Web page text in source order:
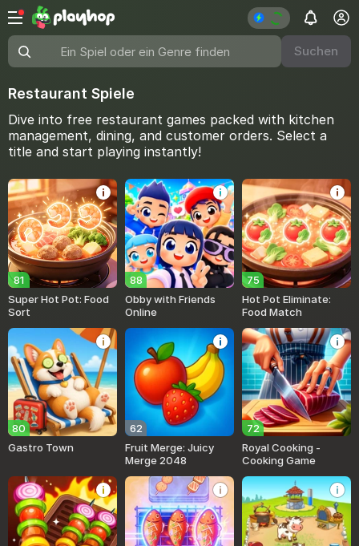
Ein Spiel oder ein Genre finden Suchen
Restaurant Spiele
Dive into free restaurant games packed with kitchen
management, dining, and customer orders. Select a
title and start playing instantly!
81
Super Hot Pot: Food
Sort
88
Obby with Friends
Online
75
Hot Pot Eliminate:
Food Match
80
Gastro Town
62
Fruit Merge: Juicy
Merge 2048
72
Royal Cooking -
Cooking Game